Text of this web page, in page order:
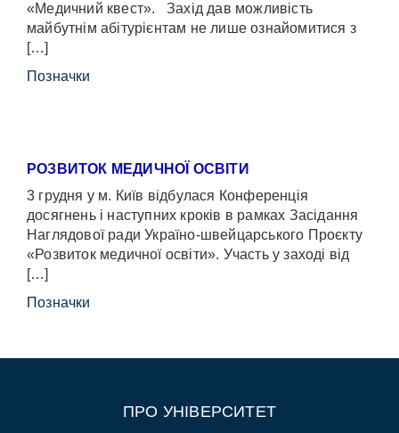
«Медичний квест». Захід дав можливість
майбутнім абітурієнтам не лише ознайомитися з
[…]
Позначки
РОЗВИТОК МЕДИЧНОЇ ОСВІТИ
3 грудня у м. Київ відбулася Конференція
досягнень і наступних кроків в рамках Засідання
Наглядової ради Україно-швейцарського Проєкту
«Розвиток медичної освіти». Участь у заході від
[…]
Позначки
ПРО УНІВЕРСИТЕТ